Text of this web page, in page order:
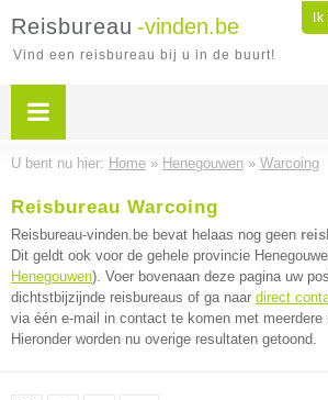
Reisbureau -vinden.be
Vind een reisbureau bij u in de buurt!
U bent nu hier: Home » Henegouwen » Warcoing
Reisbureau Warcoing
Reisbureau-vinden.be bevat helaas nog geen
Dit geldt ook voor de gehele provincie
Henegouwen). Voer bovenaan deze pagina uw
dichtstbijzijnde reisbureaus of ga naar direct
via één e-mail in contact te komen met meerdere
Hieronder worden nu overige resultaten getoond.